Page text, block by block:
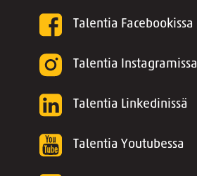
Talentia Facebookissa
Talentia Instagramissa
Talentia Linkedinissä
Talentia Youtubessa